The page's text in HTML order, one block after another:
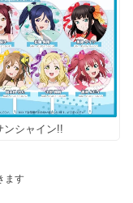
ンシャイン!!
ます